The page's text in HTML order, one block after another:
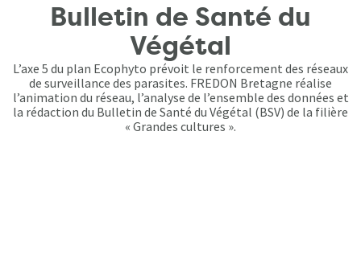
Bulletin de Santé du
Végétal
L’axe 5 du plan Ecophyto prévoit le renforcement des réseaux
de surveillance des parasites. FREDON Bretagne réalise
l’animation du réseau, l’analyse de l’ensemble des données et
la rédaction du Bulletin de Santé du Végétal (BSV) de la filière
« Grandes cultures ».